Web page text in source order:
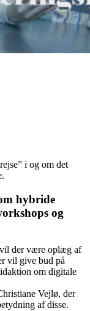
i og om det
hybride
og
der være oplæg af
vil give bud på
om digitale
Vejlø, der
af disse.